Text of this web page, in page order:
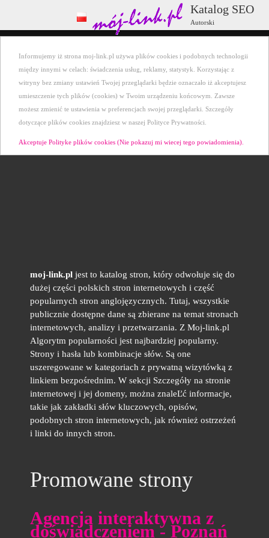
Informujemy iż strona moj-link.pl używa plików cookies i podobnych technologii
między innymi w celach: świadczenia usług, reklamy, statystyk. Korzystając z
witryny bez zmiany ustawień Twojej przeglądarki będzie oznaczało iż akceptujesz
umieszczenie tych plików (cookies) w Twoim urządzeniu końcowym. Zawsze
możesz zmienić te ustawienia w preferencjach swojej przeglądarki. Szczegóły
dotyczące plików cookies znajdziesz w naszej Polityce Prywatności.
Akceptuje Polityke plików cookies (Nie pokazuj mi wiecej tego powiadomienia).
Katalog SEO
Autorski
Ostatnio dodane
Kontakt
moj-link.pl jest to katalog stron, który odwołuje się do
dużej części polskich stron internetowych i część
popularnych stron anglojęzycznych. Tutaj, wszystkie
publicznie dostępne dane są zbierane na temat stronach
internetowych, analizy i przetwarzania. Z Moj-link.pl
Algorytm popularności jest najbardziej popularny.
Strony i hasła lub kombinacje słów. Są one
uszeregowane w kategoriach z prywatną wizytówką z
linkiem bezpośrednim. W sekcji Szczegóły na stronie
internetowej i jej domeny, można znaleĽć informacje,
takie jak zakładki słów kluczowych, opisów,
podobnych stron internetowych, jak również ostrzeżeń
i linki do innych stron.
Promowane strony
Agencja interaktywna z
doświadczeniem - Poznań